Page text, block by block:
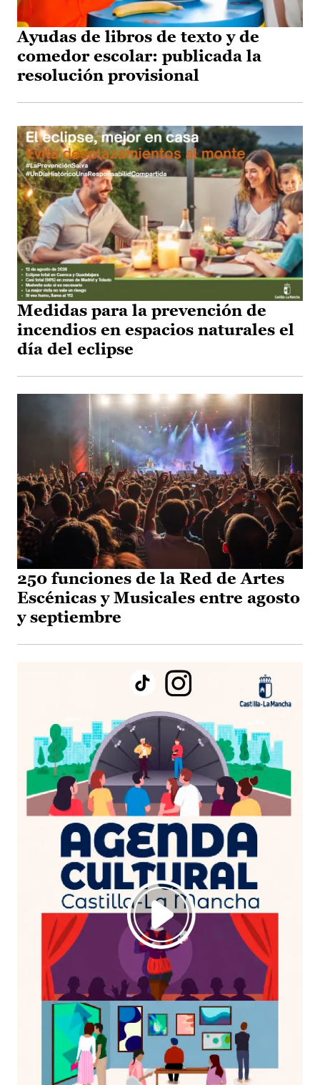
Ayudas de libros de texto y de
comedor escolar: publicada la
resolución provisional
Medidas para la prevención de
incendios en espacios naturales el
día del eclipse
250 funciones de la Red de Artes
Escénicas y Musicales entre agosto
y septiembre